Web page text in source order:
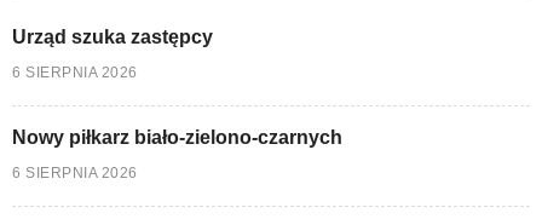
Urząd szuka zastępcy
6 SIERPNIA 2026
Nowy piłkarz biało-zielono-czarnych
6 SIERPNIA 2026